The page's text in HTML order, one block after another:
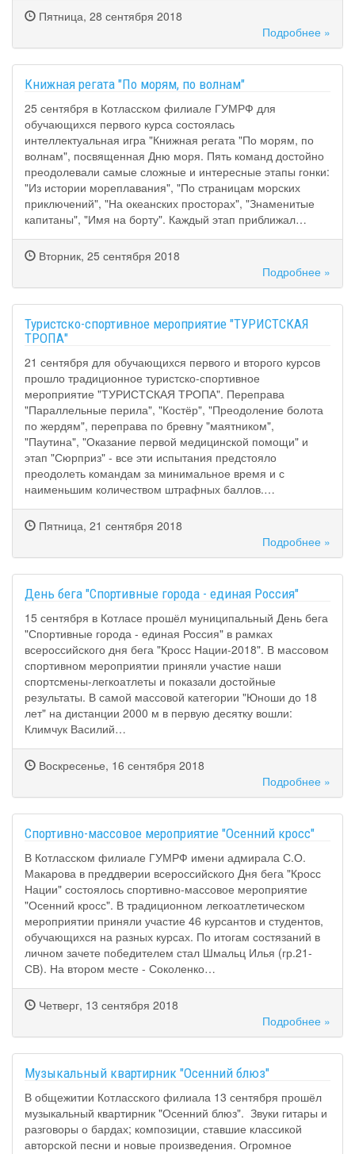
Пятница, 28 сентября 2018
Подробнее »
Книжная регата "По морям, по волнам"
25 сентября в Котласском филиале ГУМРФ для
обучающихся первого курса состоялась
интеллектуальная игра "Книжная регата "По морям, по
волнам", посвященная Дню моря. Пять команд достойно
преодолевали самые сложные и интересные этапы гонки:
"Из истории мореплавания", "По страницам морских
приключений", "На океанских просторах", "Знаменитые
капитаны", "Имя на борту". Каждый этап приближал…
Вторник, 25 сентября 2018
Подробнее »
Туристско-спортивное мероприятие "ТУРИСТСКАЯ
ТРОПА"
21 сентября для обучающихся первого и второго курсов
прошло традиционное туристско-спортивное
мероприятие "ТУРИСТСКАЯ ТРОПА". Переправа
"Параллельные перила", "Костёр", "Преодоление болота
по жердям", переправа по бревну "маятником",
"Паутина", "Оказание первой медицинской помощи" и
этап "Сюрприз" - все эти испытания предстояло
преодолеть командам за минимальное время и с
наименьшим количеством штрафных баллов.…
Пятница, 21 сентября 2018
Подробнее »
День бега "Спортивные города - единая Россия"
15 сентября в Котласе прошёл муниципальный День бега
"Спортивные города - единая Россия" в рамках
всероссийского дня бега "Кросс Нации-2018". В массовом
спортивном мероприятии приняли участие наши
спортсмены-легкоатлеты и показали достойные
результаты. В самой массовой категории "Юноши до 18
лет" на дистанции 2000 м в первую десятку вошли:
Климчук Василий…
Воскресенье, 16 сентября 2018
Подробнее »
Спортивно-массовое мероприятие "Осенний кросс"
В Котласском филиале ГУМРФ имени адмирала С.О.
Макарова в преддверии всероссийского Дня бега "Кросс
Нации" состоялось спортивно-массовое мероприятие
"Осенний кросс". В традиционном легкоатлетическом
мероприятии приняли участие 46 курсантов и студентов,
обучающихся на разных курсах. По итогам состязаний в
личном зачете победителем стал Шмальц Илья (гр.21-
СВ). На втором месте - Соколенко…
Четверг, 13 сентября 2018
Подробнее »
Mузыкальный квартирник "Осенний блюз"
В общежитии Котласского филиала 13 сентября прошёл
музыкальный квартирник "Осенний блюз". Звуки гитары и
разговоры о бардах; композиции, ставшие классикой
авторской песни и новые произведения. Огромное